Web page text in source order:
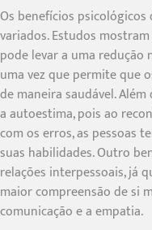
Os benefícios
variados. Estudos
pode levar a uma redução
uma vez que permite que
de maneira saudável.
a autoestima, pois ao
com os erros, as pessoas
suas habilidades. Outro
relações interpessoais, já
maior compreensão de si
comunicação e a empatia.